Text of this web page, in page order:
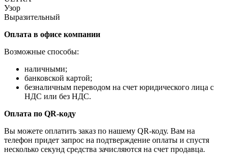
Узор
Выразительный
Оплата в офисе компании
Возможные способы:
наличными;
банковской картой;
безналичным переводом на счет юридического лица с
НДС или без НДС.
Оплата по QR-коду
Вы можете оплатить заказ по нашему QR-коду. Вам на
телефон придет запрос на подтверждение оплаты и спустя
несколько секунд средства зачисляются на счет продавца.